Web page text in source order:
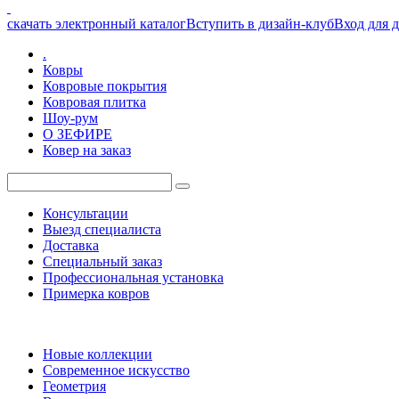
скачать электронный каталогВступить в дизайн-клубВход для
.
Ковры
Ковровые покрытия
Ковровая плитка
Шоу-рум
О ЗЕФИРЕ
Ковер на заказ
Консультации
Выезд специалиста
Доставка
Специальный заказ
Профессиональная установка
Примерка ковров
Новые коллекции
Современное искусство
Геометрия